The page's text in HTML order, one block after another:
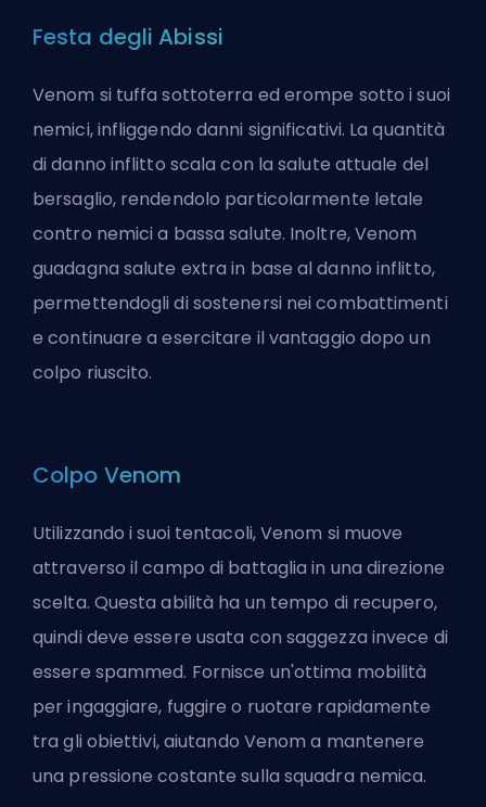
Festa degli Abissi
Venom si tuffa sottoterra ed erompe sotto i suoi
nemici, infliggendo danni significativi. La quantità
di danno inflitto scala con la salute attuale del
bersaglio, rendendolo particolarmente letale
contro nemici a bassa salute. Inoltre, Venom
guadagna salute extra in base al danno inflitto,
permettendogli di sostenersi nei combattimenti
e continuare a esercitare il vantaggio dopo un
colpo riuscito.
Colpo Venom
Utilizzando i suoi tentacoli, Venom si muove
attraverso il campo di battaglia in una direzione
scelta. Questa abilità ha un tempo di recupero,
quindi deve essere usata con saggezza invece di
essere spammed. Fornisce un'ottima mobilità
per ingaggiare, fuggire o ruotare rapidamente
tra gli obiettivi, aiutando Venom a mantenere
una pressione costante sulla squadra nemica.